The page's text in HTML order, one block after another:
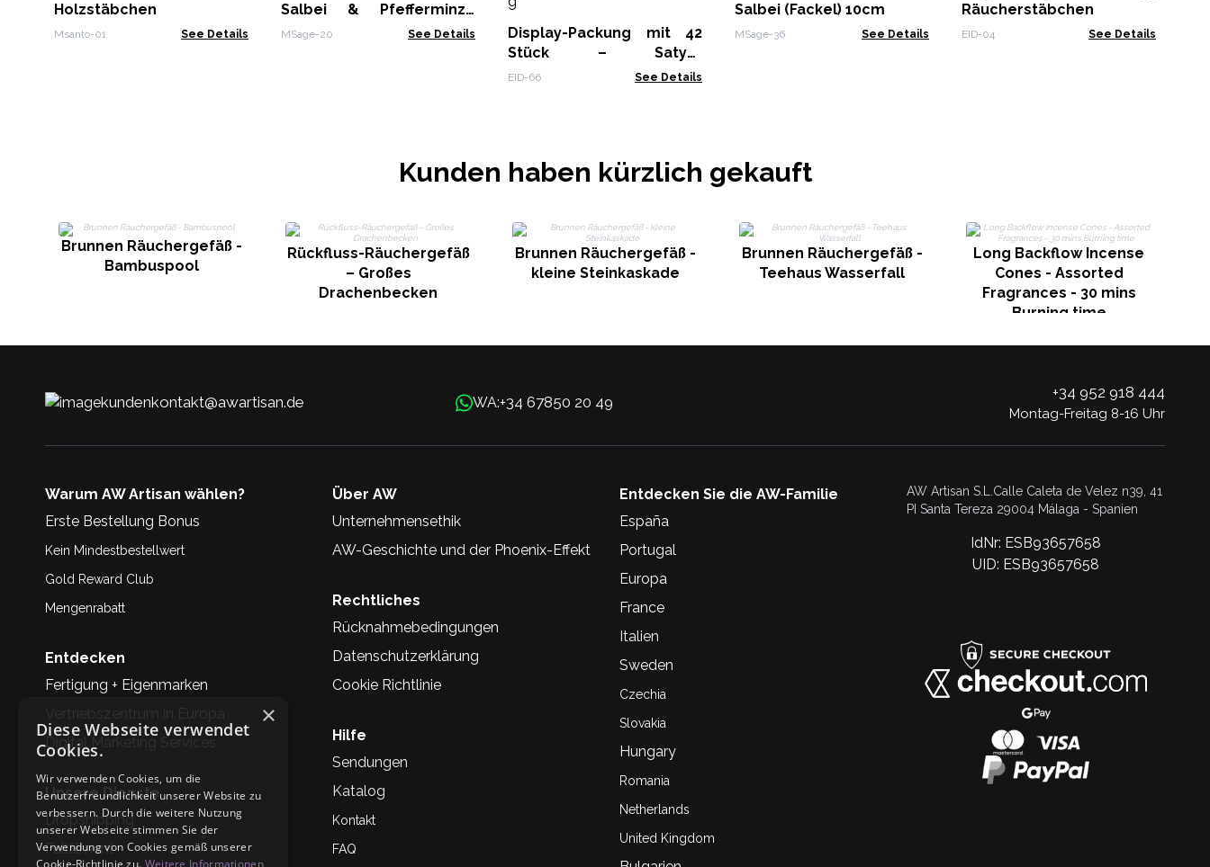
Holzstäbchen
Msanto-01 See Details
Salbei & Pfefferminze
10cm
MSage-20 See Details
Display-Packung mit 42
Stück – Satya-
Räucherstäbchen,
EID-66 See Details
Salbei (Fackel) 10cm
MSage-36 See Details
Räucherstäbchen
EID-04 See Details
Kunden haben kürzlich gekauft
Brunnen Räuchergefäß -
Bambuspool
Rückfluss-Räuchergefäß
– Großes
Drachenbecken
Brunnen Räuchergefäß -
kleine Steinkaskade
Brunnen Räuchergefäß -
Teehaus Wasserfall
Long Backflow Incense
Cones - Assorted
Fragrances - 30 mins
Burning time
kundenkontakt@awartisan.de WA:+34 67850 20 49
+34 952 918 444
Montag-Freitag 8-16 Uhr
Warum AW Artisan wählen?
Erste Bestellung Bonus
Kein Mindestbestellwert
Gold Reward Club
Mengenrabatt
Entdecken
Fertigung + Eigenmarken
Vertriebszentrum in Europa
Digital Marketing Services
Unsere Dienste
Dropshipping
Fullfilment
Über AW
Unternehmensethik
AW-Geschichte und der Phoenix-Effekt
Rechtliches
Rücknahmebedingungen
Datenschutzerklärung
Cookie Richtlinie
Hilfe
Sendungen
Katalog
Kontakt
FAQ
Entdecken Sie die AW-Familie
España
Portugal
Europa
France
Italien
Sweden
Czechia
Slovakia
Hungary
Romania
Netherlands
United Kingdom
AW Artisan S.L.Calle Caleta de Velez n39, 41
PI Santa Tereza 29004 Málaga - Spanien
IdNr: ESB93657658
UID: ESB93657658
×
Diese Webseite verwendet
Cookies.
Wir verwenden Cookies, um die
Benutzerfreundlichkeit unserer Website zu
verbessern. Durch die weitere Nutzung
unserer Webseite stimmen Sie der
Verwendung von Cookies gemäß unserer
Cookie-Richtlinie zu. Weitere Informationen